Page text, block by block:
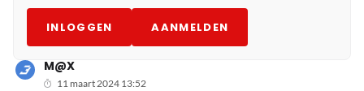
INLOGGEN AANMELDEN
M@X
11 maart 2024 13:52